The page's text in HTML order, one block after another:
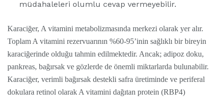
müdahaleleri olumlu cevap vermeyebilir.
Karaciğer, A vitamini metabolizmasında merkezi olarak yer alır.
Toplam A vitamini rezervuarının %60-95’inin sağlıklı bir bireyin
karaciğerinde olduğu tahmin edilmektedir. Ancak; adipoz doku,
pankreas, bağırsak ve gözlerde de önemli miktarlarda bulunabilir.
Karaciğer, verimli bağırsak destekli safra üretiminde ve periferal
dokulara retinol olarak A vitamini dağıtan protein (RBP4)